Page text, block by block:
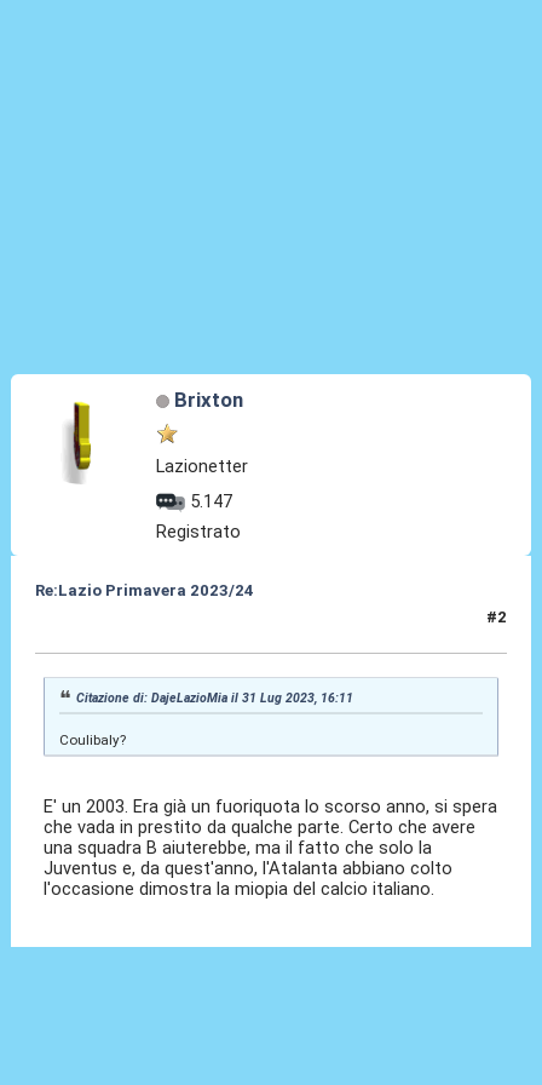
Brixton
Lazionetter
5.147
Registrato
Re:Lazio Primavera 2023/24
#2
Citazione di: DajeLazioMia il 31 Lug 2023, 16:11
Coulibaly?
E' un 2003. Era già un fuoriquota lo scorso anno, si spera
che vada in prestito da qualche parte. Certo che avere
una squadra B aiuterebbe, ma il fatto che solo la
Juventus e, da quest'anno, l'Atalanta abbiano colto
l'occasione dimostra la miopia del calcio italiano.